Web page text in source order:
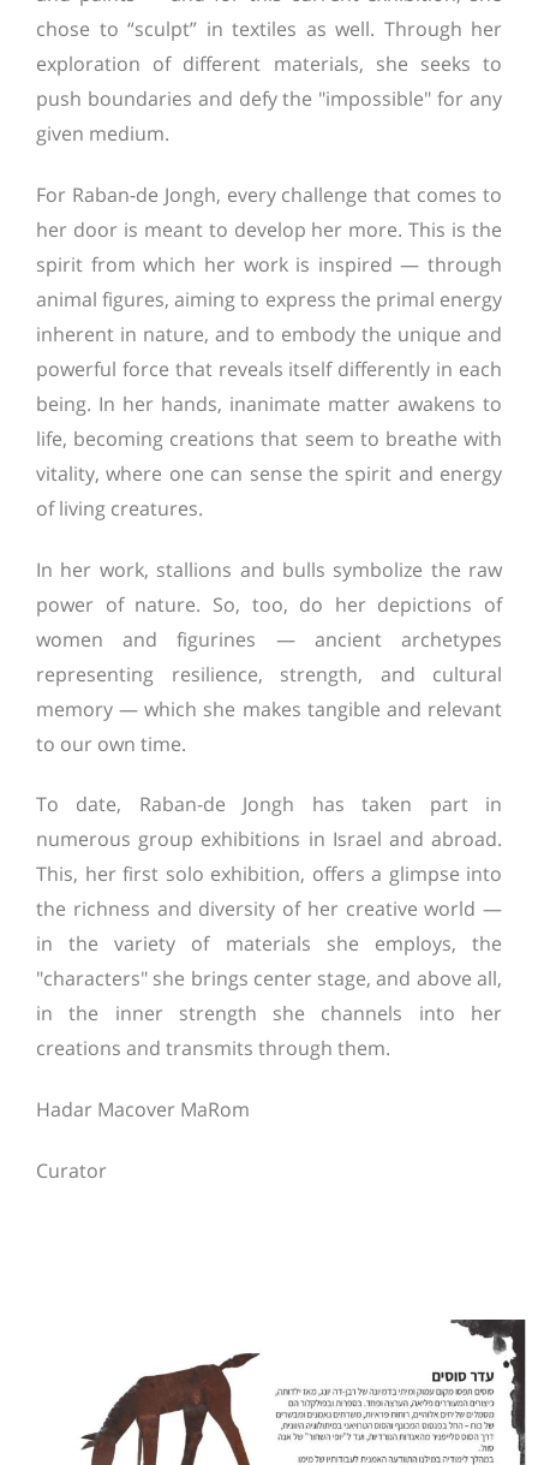
chose to “sculpt” in textiles as well. Through her
exploration of different materials, she seeks to
push boundaries and defy the "impossible" for any
given medium.
For Raban-de Jongh, every challenge that comes to
her door is meant to develop her more. This is the
spirit from which her work is inspired — through
animal figures, aiming to express the primal energy
inherent in nature, and to embody the unique and
powerful force that reveals itself differently in each
being. In her hands, inanimate matter awakens to
life, becoming creations that seem to breathe with
vitality, where one can sense the spirit and energy
of living creatures.
In her work, stallions and bulls symbolize the raw
power of nature. So, too, do her depictions of
women and figurines — ancient archetypes
representing resilience, strength, and cultural
memory — which she makes tangible and relevant
to our own time.
To date, Raban-de Jongh has taken part in
numerous group exhibitions in Israel and abroad.
This, her first solo exhibition, offers a glimpse into
the richness and diversity of her creative world —
in the variety of materials she employs, the
"characters" she brings center stage, and above all,
in the inner strength she channels into her
creations and transmits through them.
Hadar Macover MaRom
Curator